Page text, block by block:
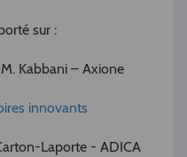
sur :
Kabbani – Axione
innovants
Laporte - ADICA